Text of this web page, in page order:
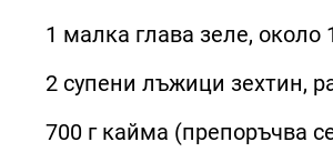
1 малка глава зеле, около
2 супени лъжици зехтин,
700 г кайма (препоръчва